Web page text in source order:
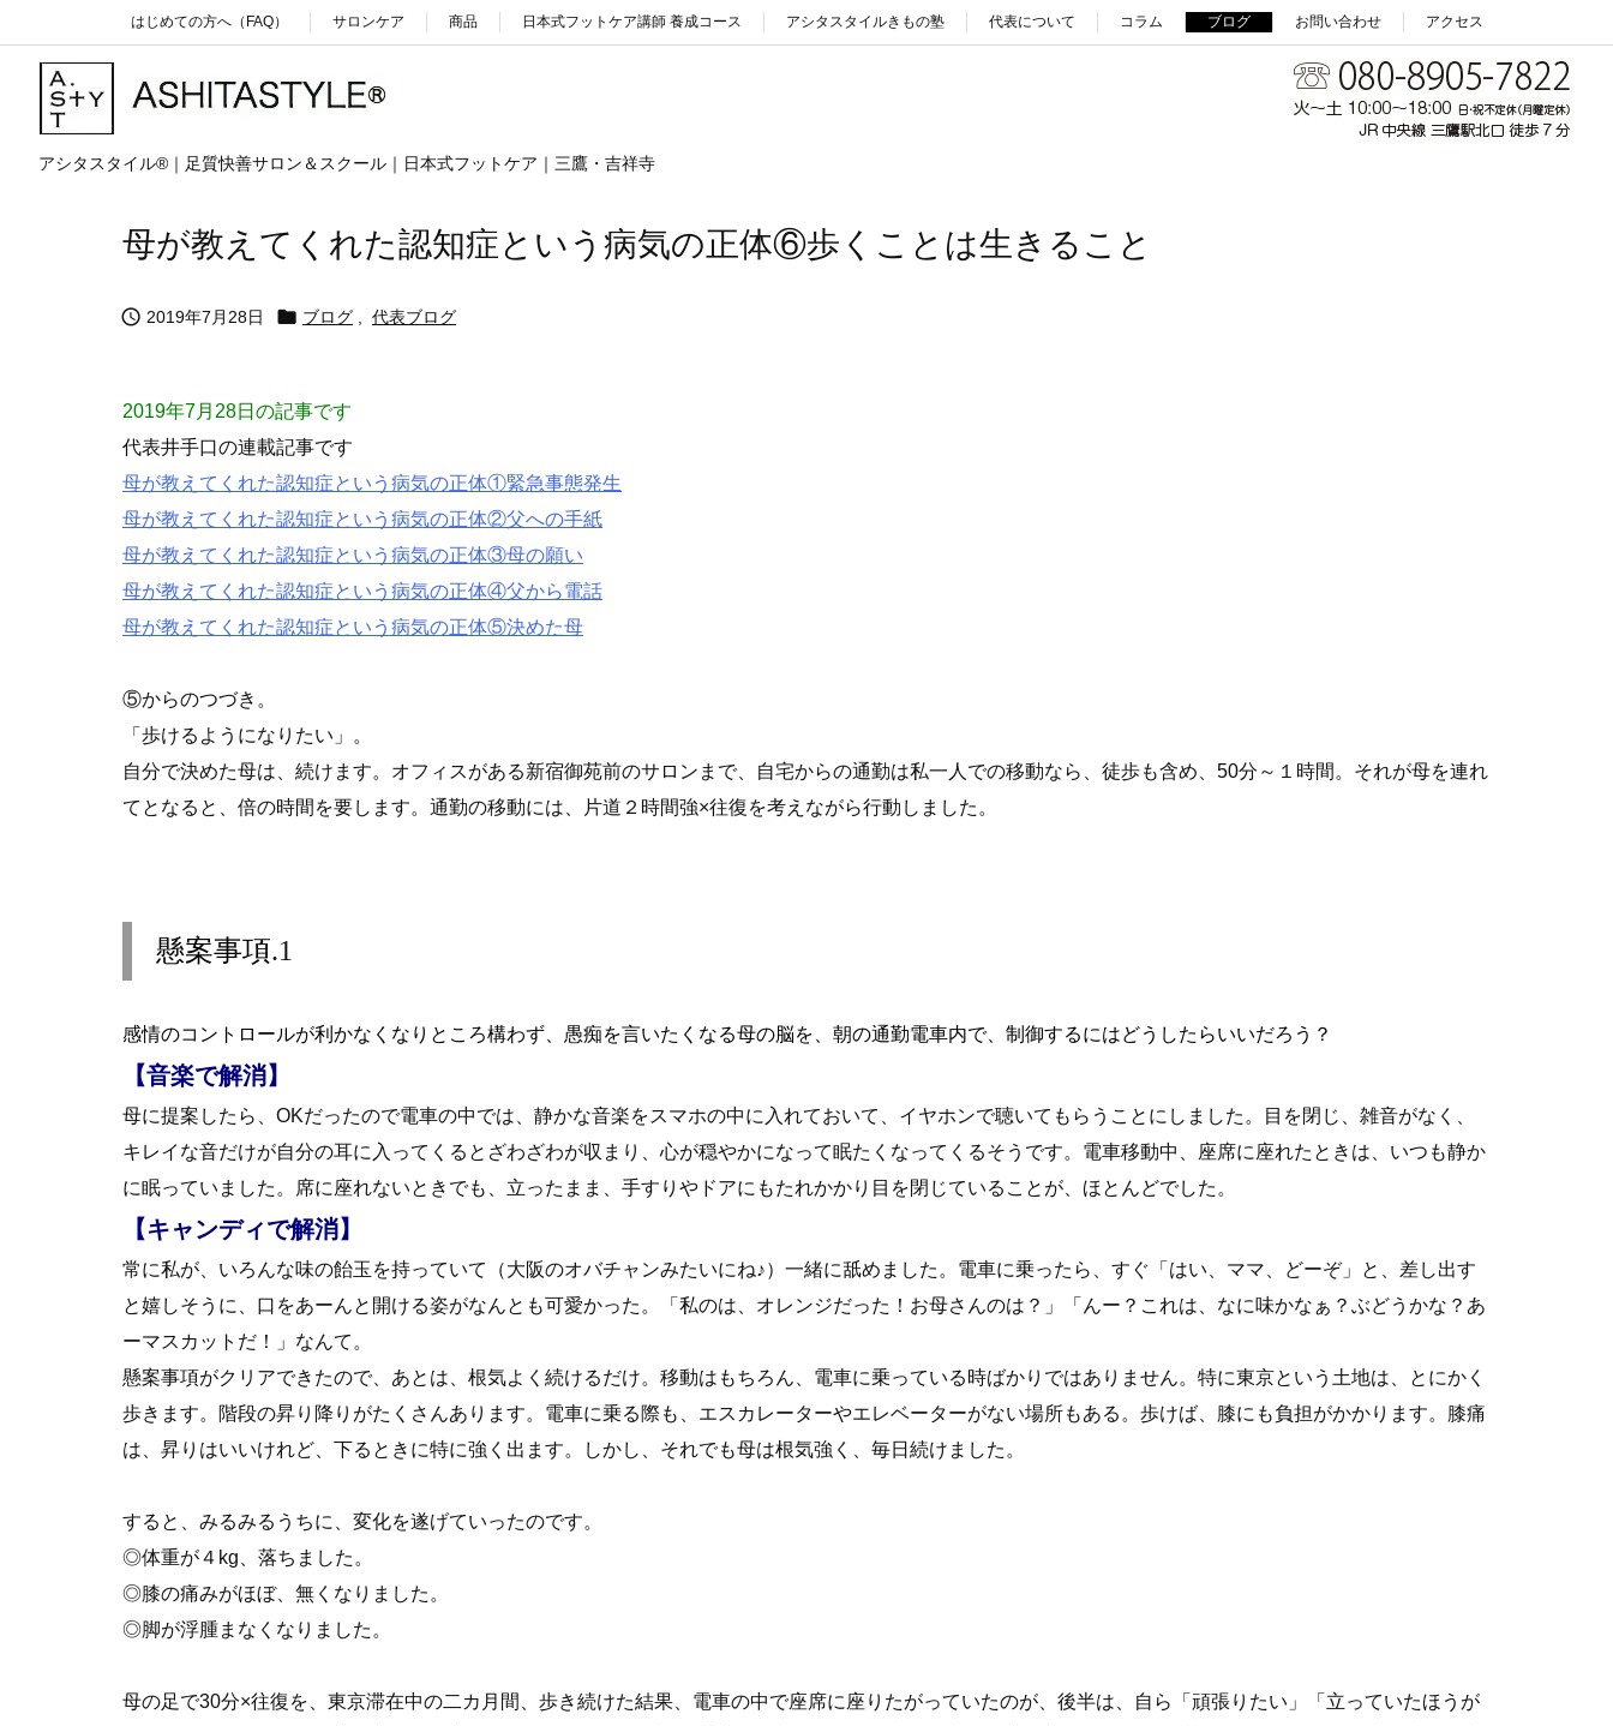
はじめての方へ（FAQ） サロンケア 商品 日本式フットケア講師 養成コース アシタスタイルきもの塾 代表について コラム ブログ お問い合わせ アクセス
アシタスタイル®｜足質快善サロン＆スクール｜日本式フットケア｜三鷹・吉祥寺
母が教えてくれた認知症という病気の正体⑥歩くことは生きること
 2019年7月28日  ブログ 代表ブログ
2019年7月28日の記事です
代表井手口の連載記事です
母が教えてくれた認知症という病気の正体①緊急事態発生
母が教えてくれた認知症という病気の正体②父への手紙
母が教えてくれた認知症という病気の正体③母の願い
母が教えてくれた認知症という病気の正体④父から電話
母が教えてくれた認知症という病気の正体⑤決めた母
⑤からのつづき。
「歩けるようになりたい」。
自分で決めた母は、続けます。オフィスがある新宿御苑前のサロンまで、自宅からの通勤は私一人での移動なら、徒歩も含め、50分～１時間。それが母を連れ
てとなると、倍の時間を要します。通勤の移動には、片道２時間強×往復を考えながら行動しました。
懸案事項.1
感情のコントロールが利かなくなりところ構わず、愚痴を言いたくなる母の脳を、朝の通勤電車内で、制御するにはどうしたらいいだろう？
【音楽で解消】
母に提案したら、OKだったので電車の中では、静かな音楽をスマホの中に入れておいて、イヤホンで聴いてもらうことにしました。目を閉じ、雑音がなく、
キレイな音だけが自分の耳に入ってくるとざわざわが収まり、心が穏やかになって眠たくなってくるそうです。電車移動中、座席に座れたときは、いつも静か
に眠っていました。席に座れないときでも、立ったまま、手すりやドアにもたれかかり目を閉じていることが、ほとんどでした。
【キャンディで解消】
常に私が、いろんな味の飴玉を持っていて（大阪のオバチャンみたいにね♪）一緒に舐めました。電車に乗ったら、すぐ「はい、ママ、どーぞ」と、差し出す
と嬉しそうに、口をあーんと開ける姿がなんとも可愛かった。「私のは、オレンジだった！お母さんのは？」「んー？これは、なに味かなぁ？ぶどうかな？あ
ーマスカットだ！」なんて。
懸案事項がクリアできたので、あとは、根気よく続けるだけ。移動はもちろん、電車に乗っている時ばかりではありません。特に東京という土地は、とにかく
歩きます。階段の昇り降りがたくさんあります。電車に乗る際も、エスカレーターやエレベーターがない場所もある。歩けば、膝にも負担がかかります。膝痛
は、昇りはいいけれど、下るときに特に強く出ます。しかし、それでも母は根気強く、毎日続けました。
すると、みるみるうちに、変化を遂げていったのです。
◎体重が４kg、落ちました。
◎膝の痛みがほぼ、無くなりました。
◎脚が浮腫まなくなりました。
母の足で30分×往復を、東京滞在中の二カ月間、歩き続けた結果、電車の中で座席に座りたがっていたのが、後半は、自ら「頑張りたい」「立っていたほうが